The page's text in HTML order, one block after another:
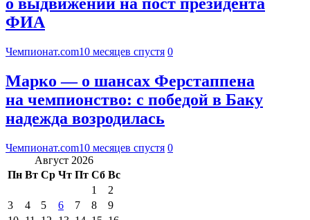
ФИА
Чемпионат.com10 месяцев спустя 0
Марко — о шансах Ферстаппена
на чемпионство: с победой в Баку
надежда возродилась
Чемпионат.com10 месяцев спустя 0
Август 2026
Пн Вт Ср Чт Пт Сб Вс
1
2
3
4 5 6 7 8
9